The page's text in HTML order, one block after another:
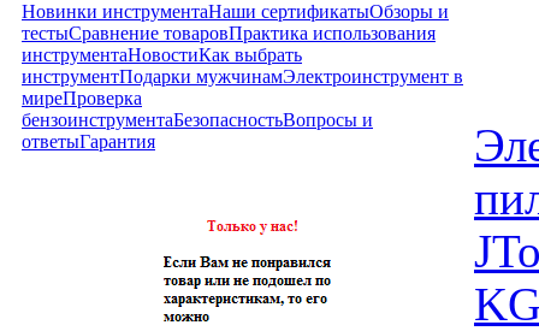
Новинки инструментаНаши сертификатыОбзоры и
тестыСравнение товаровПрактика использования
инструментаНовостиКак выбрать
инструментПодарки мужчинамЭлектроинструмент в
миреПроверка
бензоинструментаБезопасностьВопросы и
ответыГарантия
J